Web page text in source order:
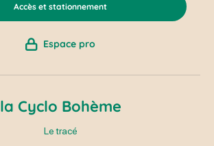
la Cyclo Bohème
Le tracé
Accès et stationnement
Espace pro